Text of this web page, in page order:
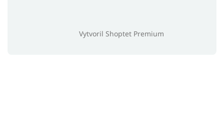
Vytvoril Shoptet Premium